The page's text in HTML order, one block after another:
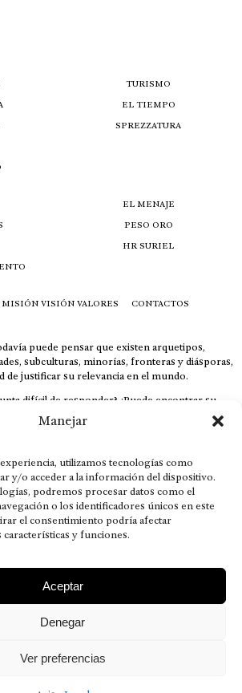
Manejar
utilizamos tecnologías como
y/o acceder a la información del dispositivo.
podremos procesar datos como el
o los identificadores únicos en este
el consentimiento podría afectar
y funciones.
Aceptar
Denegar
Ver preferencias
TURISMO
EL TIEMPO
SPREZZATURA
EL MENAJE
PESO ORO
HR SURIEL
MISIÓN VISIÓN VALORES CONTACTOS
puede pensar que existen arquetipos,
subculturas, minorías, fronteras y diásporas,
de justificar su relevancia en el mundo.
difícil de responder? ¿Puede encontrar su
otorgando al receptor cuestionado espacio y
responder correctamente? De no ser así, el que
está limitado exclusivamente a la sangre; seres
diario vivir suelen pesar más que los
el apego de estas dos versiones de seres
ideales provenientes de sus vivencias.
for nuestra gente.” – HRSuriel
VISIÓN VALORES
CONTACTOS